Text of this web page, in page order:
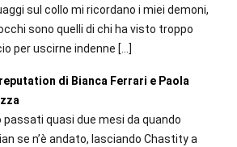
sul collo mi ricordano i miei demoni,
sono quelli di chi ha visto troppo
per uscirne indenne […]
di Bianca Ferrari e Paola
passati quasi due mesi da quando
se n’è andato, lasciando Chastity a